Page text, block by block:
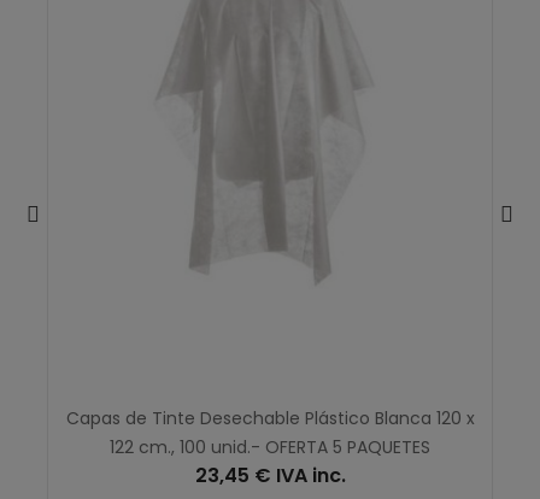
Capas de Tinte Desechable Plástico Blanca 120 x
122 cm., 100 unid.- OFERTA 5 PAQUETES
23,45 € IVA inc.